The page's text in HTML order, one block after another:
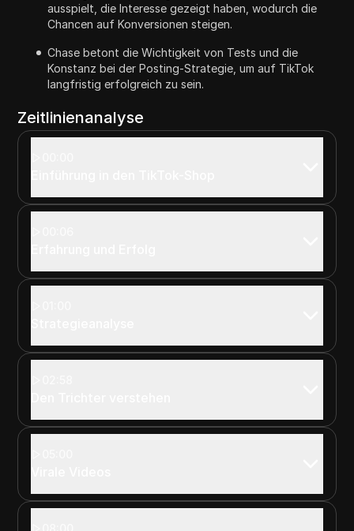
ausspielt, die Interesse gezeigt haben, wodurch die
Chancen auf Konversionen steigen.
Chase betont die Wichtigkeit von Tests und die
Konstanz bei der Posting-Strategie, um auf TikTok
langfristig erfolgreich zu sein.
Zeitlinienanalyse